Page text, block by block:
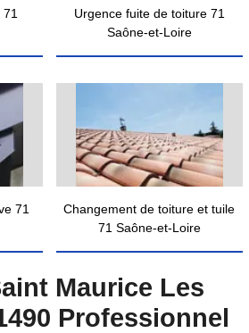
Urgence fuite de toiture 71
Saône-et-Loire
71
Changement de toiture et tuile
71 Saône-et-Loire
Maurice Les
Professionnel